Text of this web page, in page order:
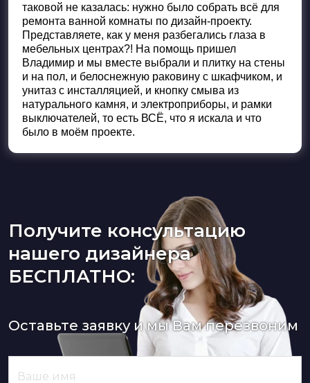
таковой не казалась: нужно было собрать всё для
ремонта ванной комнаты по дизайн-проекту.
Представляете, как у меня разбегались глаза в
мебельных центрах?! На помощь пришел
Владимир и мы вместе выбрали и плитку на стены
и на пол, и белоснежную раковину с шкафчиком, и
унитаз с инсталляцией, и кнопку смыва из
натурального камня, и электроприборы, и рамки
выключателей, то есть ВСЁ, что я искала и что
было в моём проекте.
Получите консультацию
нашего дизайнера
БЕСПЛАТНО:
Оставьте заявку и мы Вам перезвоним